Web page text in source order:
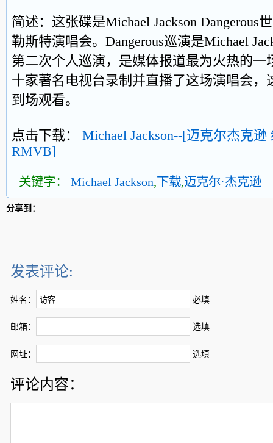
简述：这张碟是Michael Jackson Dangerous
勒斯特演唱会。Dangerous巡演是Michael
第二次个人巡演，是媒体报道最为火热的一
十家著名电视台录制并直播了这场演唱会，
到场观看。
点击下载： Michael Jackson--[迈克尔杰克
RMVB]
关键字： Michael Jackson,下载,迈克尔·杰克逊
分享到：
发表评论:
姓名： 必填
邮箱： 选填
网址： 选填
评论内容：